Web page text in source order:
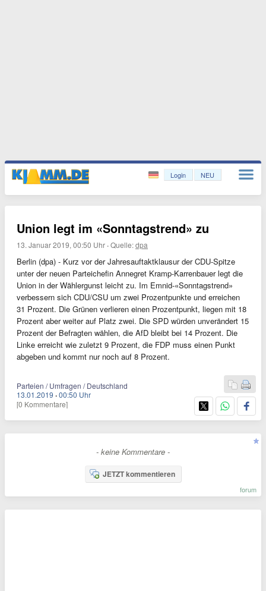
Login NEU
Union legt im «Sonntagstrend» zu
13. Januar 2019, 00:50 Uhr ·Quelle:dpa
Berlin (dpa) - Kurz vor der Jahresauftaktklausur der CDU-Spitze
unter der neuen Parteichefin Annegret Kramp-Karrenbauer legt die
Union in der Wählergunst leicht zu. Im Emnid-«Sonntagstrend»
verbessern sich CDU/CSU um zwei Prozentpunkte und erreichen
31 Prozent. Die Grünen verlieren einen Prozentpunkt, liegen mit 18
Prozent aber weiter auf Platz zwei. Die SPD würden unverändert 15
Prozent der Befragten wählen, die AfD bleibt bei 14 Prozent. Die
Linke erreicht wie zuletzt 9 Prozent, die FDP muss einen Punkt
abgeben und kommt nur noch auf 8 Prozent.
Parteien / Umfragen / Deutschland
13.01.2019 ·00:50 Uhr
[0 Kommentare]
- keine Kommentare -
JETZT kommentieren
forum